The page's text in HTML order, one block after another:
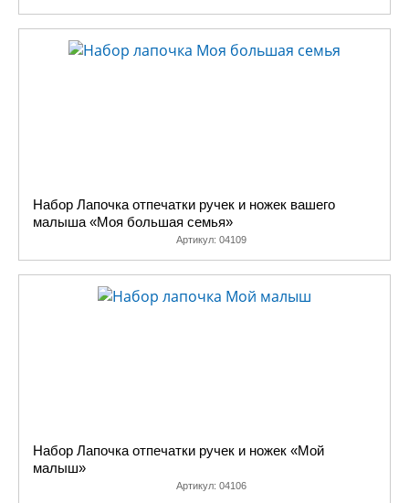
Набор Лапочка отпечатки ручек и ножек вашего
малыша «Моя большая семья»
Артикул: 04109
Набор Лапочка отпечатки ручек и ножек «Мой
малыш»
Артикул: 04106